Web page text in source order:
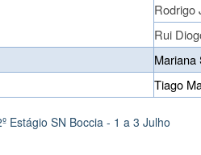
Rodrigo
Rui
Mariana
Tiago
Estágio SN Boccia - 1 a 3 Julho